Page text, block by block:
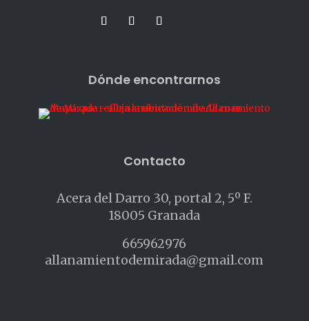
Dónde encontrarnos
Contacto
Acera del Darro 30, portal 2, 5º F.
18005 Granada
665962976
allanamientodemirada@gmail.com